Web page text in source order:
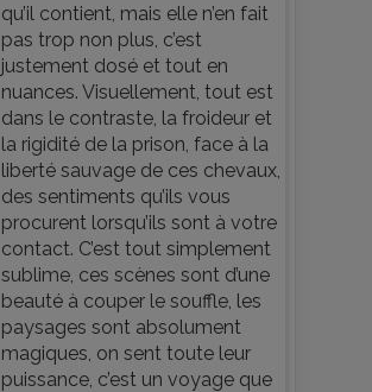
qu’il contient, mais elle n’en fait
pas trop non plus, c’est
justement dosé et tout en
nuances. Visuellement, tout est
dans le contraste, la froideur et
la rigidité de la prison, face à la
liberté sauvage de ces chevaux,
des sentiments qu’ils vous
procurent lorsqu’ils sont à votre
contact. C’est tout simplement
sublime, ces scènes sont d’une
beauté à couper le souffle, les
paysages sont absolument
magiques, on sent toute leur
puissance, c’est un voyage que